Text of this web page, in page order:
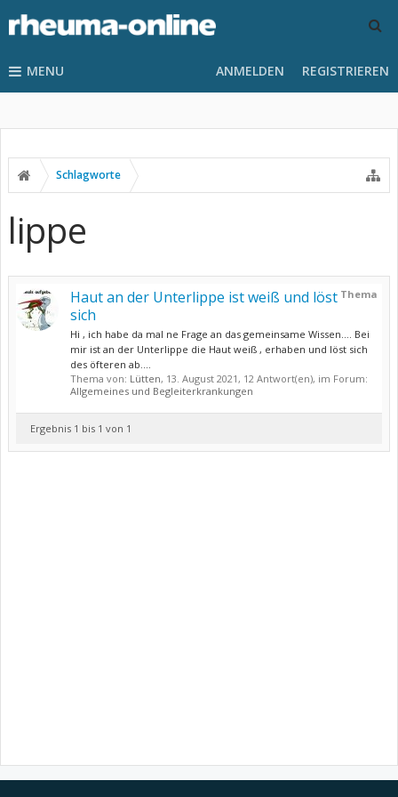
MENU ANMELDEN REGISTRIEREN
Schlagworte
lippe
Thema
Haut an der Unterlippe ist weiß und löst
sich
Hi , ich habe da mal ne Frage an das gemeinsame Wissen.... Bei
mir ist an der Unterlippe die Haut weiß , erhaben und löst sich
des öfteren ab....
Thema von: Lütten, 13. August 2021, 12 Antwort(en), im Forum:
Allgemeines und Begleiterkrankungen
Ergebnis 1 bis 1 von 1